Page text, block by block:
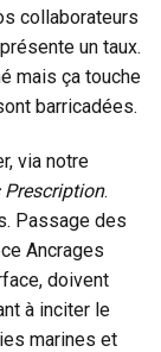
collaborateurs
un taux.
mais ça touche
barricadées.
via notre
Prescription.
Passage des
Ancrages
doivent
à inciter le
marines et